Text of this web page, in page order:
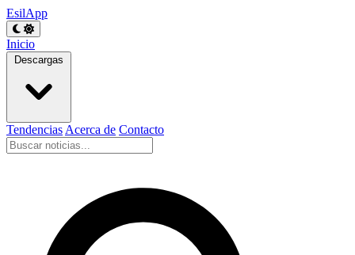
EsilApp
Inicio
Descargas
Tendencias Acerca de Contacto